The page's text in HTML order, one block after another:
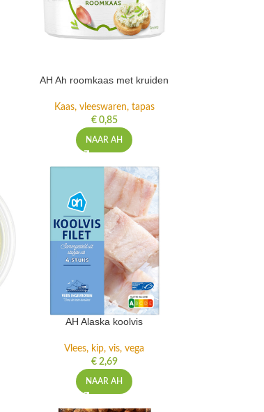
AH Ah roomkaas met kruiden
Kaas, vleeswaren, tapas
€0,85
NAAR AH
AH Alaska koolvis
Vlees, kip, vis, vega
€2,69
NAAR AH